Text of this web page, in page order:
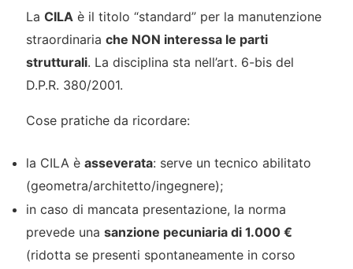
La CILA è il titolo “standard” per la manutenzione
straordinaria che NON interessa le parti
strutturali. La disciplina sta nell’art. 6-bis del
D.P.R. 380/2001.
Cose pratiche da ricordare:
la CILA è asseverata: serve un tecnico abilitato
(geometra/architetto/ingegnere);
in caso di mancata presentazione, la norma
prevede una sanzione pecuniaria di 1.000 €
(ridotta se presenti spontaneamente in corso